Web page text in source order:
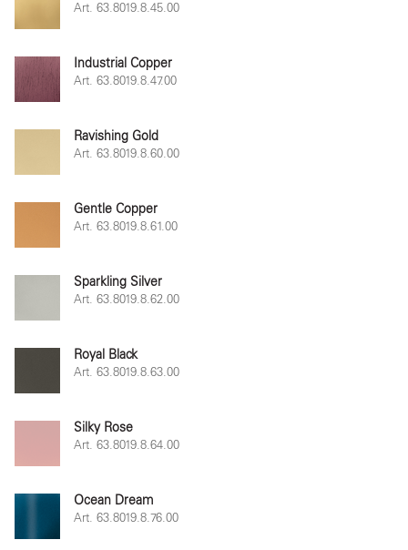
Art. 63.8019.8.45.00
Industrial Copper
Art. 63.8019.8.47.00
Ravishing Gold
Art. 63.8019.8.60.00
Gentle Copper
Art. 63.8019.8.61.00
Sparkling Silver
Art. 63.8019.8.62.00
Royal Black
Art. 63.8019.8.63.00
Silky Rose
Art. 63.8019.8.64.00
Ocean Dream
Art. 63.8019.8.76.00